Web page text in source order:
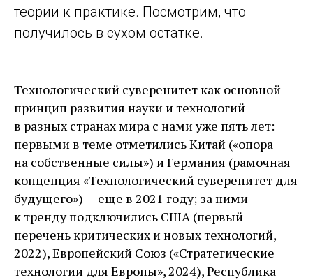
теории к практике. Посмотрим, что
получилось в сухом остатке.
Технологический суверенитет как основной
принцип развития науки и технологий
в разных странах мира с нами уже пять лет:
первыми в теме отметились Китай («опора
на собственные силы») и Германия (рамочная
концепция «Технологический суверенитет для
будущего») — ​еще в 2021 году; за ними
к тренду подключились США (первый
перечень критических и новых технологий,
2022), Европейский Союз («Стратегические
технологии для Европы», 2024), Республика